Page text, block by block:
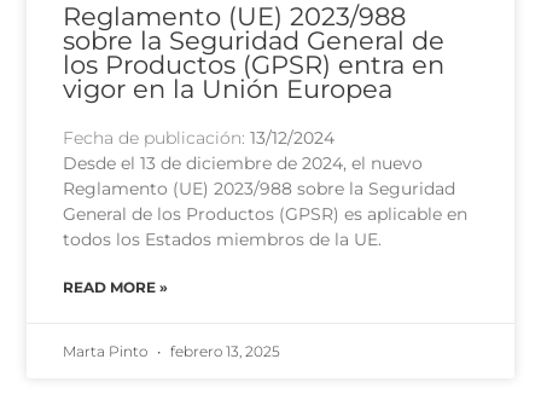
Reglamento (UE) 2023/988
sobre la Seguridad General de
los Productos (GPSR) entra en
vigor en la Unión Europea
Fecha de publicación:13/12/2024
Desde el 13 de diciembre de 2024, el nuevo
Reglamento (UE) 2023/988 sobre la Seguridad
General de los Productos (GPSR) es aplicable en
todos los Estados miembros de la UE.
READ MORE »
Marta Pinto febrero 13, 2025